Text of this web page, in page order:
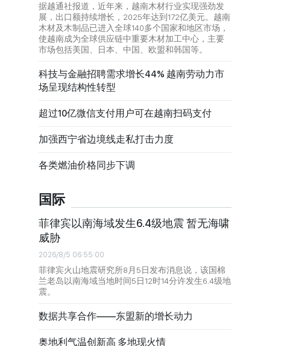
据越通社报道，近年来，越南木材行业实现强劲发
展，出口额持续增长，2025年达到172亿美元。越南
木材及木制品已进入全球140多个国家和地区市场，
使越南成为全球供应链中重要木材加工中心，主要
市场包括美国、日本、中国、欧盟和韩国等。
科技与金融招聘需求增长44% 越南劳动力市
场呈现结构性转型
超过10亿微信支付用户可在越南扫码支付
加强西宁省边境线走私打击力度
各类燃油价格同步下调
国际
菲律宾以南海域发生6.4级地震 暂无海啸
威胁
2026/8/5 06:55:00
菲律宾火山地震研究所8月5日发布消息说，该国棉
兰老岛以南海域当地时间5日12时14分许发生6.4级地
震。
数据共享合作——东盟新的增长动力
奥地利气温创新高 多地现火情